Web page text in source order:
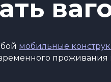
мобильные